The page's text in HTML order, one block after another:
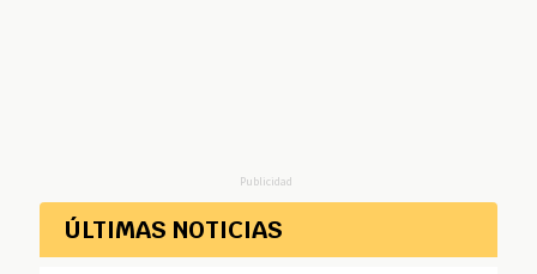
Publicidad
ÚLTIMAS NOTICIAS